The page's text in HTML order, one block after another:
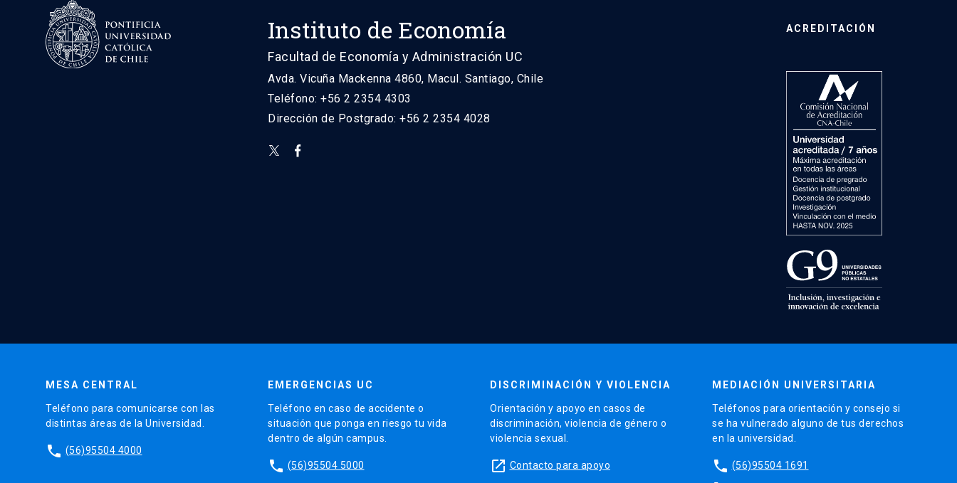
Instituto de Economía
Facultad de Economía y Administración UC
Avda. Vicuña Mackenna 4860, Macul. Santiago, Chile
Teléfono: +56 2 2354 4303
Dirección de Postgrado: +56 2 2354 4028
ACREDITACIÓN
MESA CENTRAL
Teléfono para comunicarse con las
distintas áreas de la Universidad.
phone (56)95504 4000
EMERGENCIAS UC
Teléfono en caso de accidente o
situación que ponga en riesgo tu vida
dentro de algún campus.
phone (56)95504 5000
DISCRIMINACIÓN Y VIOLENCIA
Orientación y apoyo en casos de
discriminación, violencia de género o
violencia sexual.
launch Contacto para apoyo
MEDIACIÓN UNIVERSITARIA
Teléfonos para orientación y consejo si
se ha vulnerado alguno de tus derechos
en la universidad.
phone (56)95504 1691